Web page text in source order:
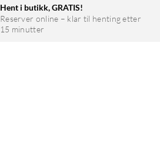
Hent i butikk, GRATIS!
Reserver online – klar til henting etter
15 minutter